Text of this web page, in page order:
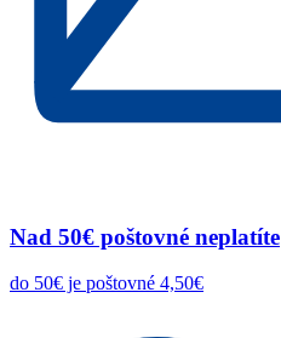
Nad 50€ poštovné neplatíte
do 50€ je poštovné 4,50€